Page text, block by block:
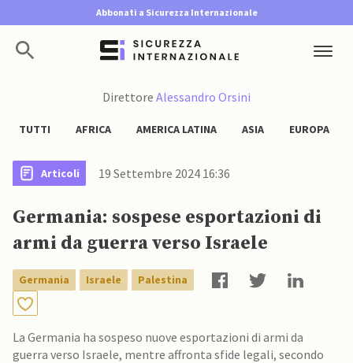
Abbonati a Sicurezza Internazionale
Direttore Alessandro Orsini
TUTTI AFRICA AMERICA LATINA ASIA EUROPA
Articoli 19 Settembre 2024 16:36
Germania: sospese esportazioni di
armi da guerra verso Israele
Germania Israele Palestina
La Germania ha sospeso nuove esportazioni di armi da
guerra verso Israele, mentre affronta sfide legali, secondo